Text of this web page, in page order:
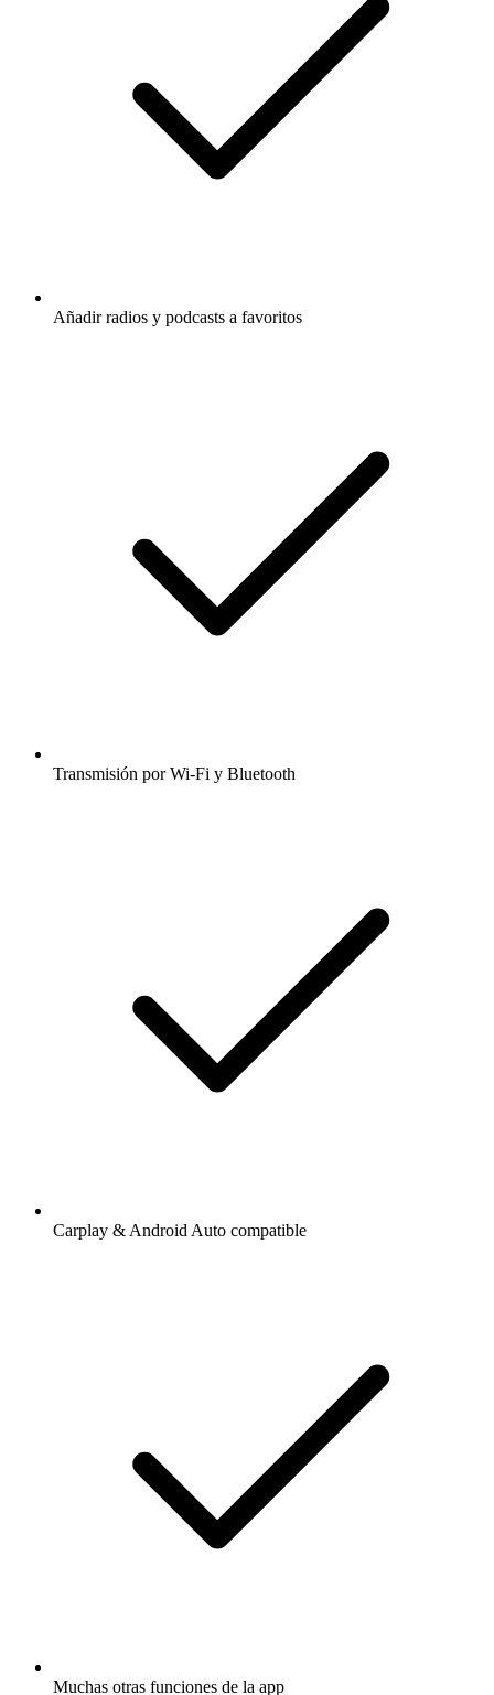
Añadir radios y podcasts a favoritos
Transmisión por Wi-Fi y Bluetooth
Carplay & Android Auto compatible
Muchas otras funciones de la app